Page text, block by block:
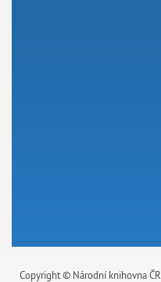
Copyright © Národní knihovna ČR